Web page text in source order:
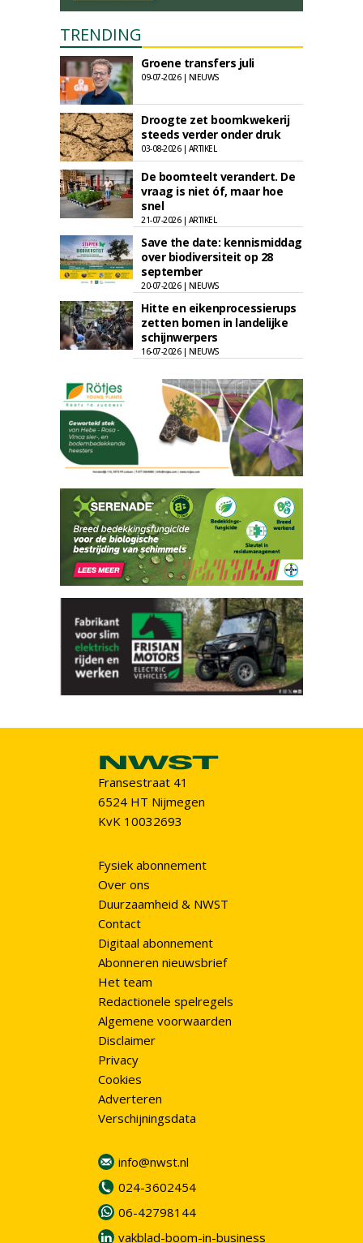
TRENDING
Groene transfers juli
09-07-2026 | NIEUWS
Droogte zet boomkwekerij
steeds verder onder druk
03-08-2026 | ARTIKEL
De boomteelt verandert. De
vraag is niet óf, maar hoe
snel
21-07-2026 | ARTIKEL
Save the date: kennismiddag
over biodiversiteit op 28
september
20-07-2026 | NIEUWS
Hitte en eikenprocessierups
zetten bomen in landelijke
schijnwerpers
16-07-2026 | NIEUWS
Fransestraat 41
6524 HT Nijmegen
KvK 10032693
Fysiek abonnement
Over ons
Duurzaamheid & NWST
Contact
Digitaal abonnement
Abonneren nieuwsbrief
Het team
Redactionele spelregels
Algemene voorwaarden
Disclaimer
Privacy
Cookies
Adverteren
Verschijningsdata
info@nwst.nl
024-3602454
06-42798144
vakblad-boom-in-business